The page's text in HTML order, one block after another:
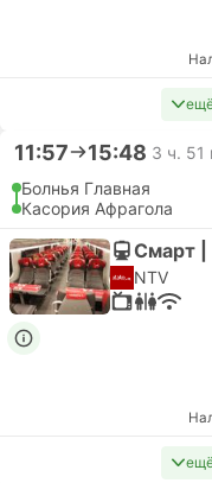
11:57 15:48 3 ч. 51
Болнья Главная
Касория Афрагола
Смарт |
NTV